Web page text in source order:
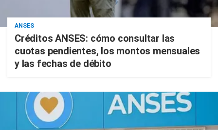
ANSES
Créditos ANSES: cómo consultar las
cuotas pendientes, los montos mensuales
y las fechas de débito